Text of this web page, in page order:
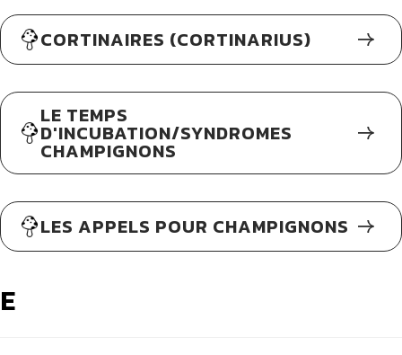
CORTINAIRES (CORTINARIUS)
LE TEMPS
D'INCUBATION/SYNDROMES
CHAMPIGNONS
LES APPELS POUR CHAMPIGNONS
E